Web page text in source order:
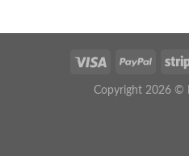
Copyright 2026 ©